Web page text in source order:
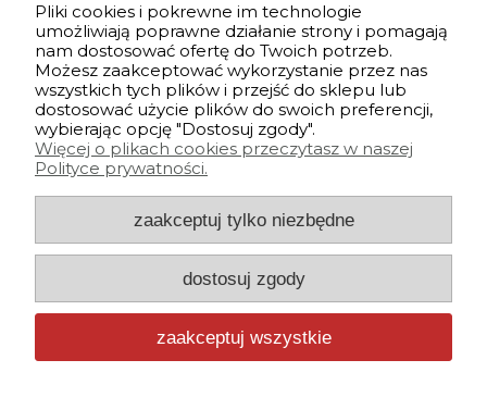
do koszyka do koszyka
Przed zakupem
Po zakupie
Informacje
Strefa klienta
Pliki
Pliki cookies i pokrewne im technologie
umożliwiają poprawne działanie strony i pomagają
nam dostosować ofertę do Twoich potrzeb.
Możesz zaakceptować wykorzystanie przez nas
wszystkich tych plików i przejść do sklepu lub
dostosować użycie plików do swoich preferencji,
wybierając opcję "Dostosuj zgody".
Więcej o plikach cookies przeczytasz w naszej
Polityce prywatności.
zaakceptuj tylko niezbędne
dostosuj zgody
zaakceptuj wszystkie